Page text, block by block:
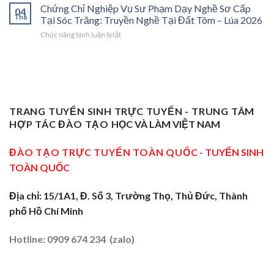
Nghề”
Ở
Tâm
Bệ
Phóng
Cho
Thợ
Nghề
Dạy
Nghề
Sơ
Cấp
Cửa
Ngõ
Miền
2026
Chỉ
Nghiệp
Vụ
Sư
Tây
Ninh:
Truyền
Tại
04
Th6
Chứng Chỉ Nghiệp Vụ Sư Phạm Dạy Nghề Sơ Cấp
Tại Sóc Trăng: Truyền Nghề Tại Đất Tôm – Lúa 2026
Chức năng bình luận bị tắtở
Dạy
Nghề
Sơ
Tại
Nghề
Tại
Lúa
TRANG TUYỂN SINH TRỰC TUYẾN - TRUNG TÂM
HỢP TÁC ĐÀO TẠO HỌC VÀ LÀM VIỆT NAM
ĐÀO TẠO TRỰC TUYẾN TOÀN QUỐC - TUYỂN SINH
TOÀN QUỐC
Địa chỉ: 15/1A1, Đ. Số 3, Trường Thọ, Thủ Đức, Thành
phố Hồ Chí Minh
Hotline: 0909 674 234 (zalo)